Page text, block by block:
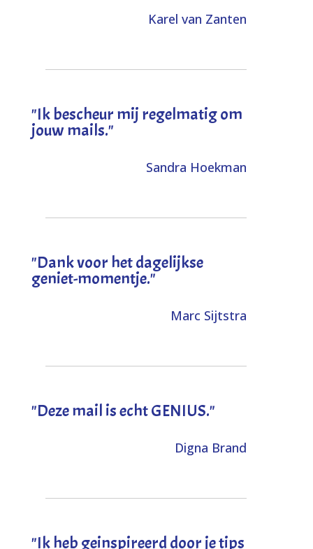
Karel van Zanten
"Ik bescheur mij regelmatig om
jouw mails."
Sandra Hoekman
"Dank voor het dagelijkse
geniet-momentje."
Marc Sijtstra
"Deze mail is echt GENIUS."
Digna Brand
"Ik heb geinspireerd door je tips